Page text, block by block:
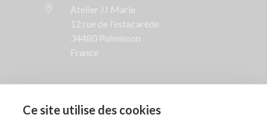
Ce site utilise des cookies
Atelier JJ Marie
12 rue de l'estacarède
34480 Puimisson
France